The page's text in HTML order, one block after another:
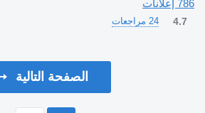
786 إعلانات
4.7 24 مراجعات
الصفحة التالية